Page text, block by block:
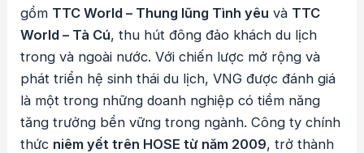
gồm TTC World – Thung lũng Tình yêu và TTC
World – Tà Cú, thu hút đông đảo khách du lịch
trong và ngoài nước. Với chiến lược mở rộng và
phát triển hệ sinh thái du lịch, VNG được đánh giá
là một trong những doanh nghiệp có tiềm năng
tăng trưởng bền vững trong ngành. Công ty chính
thức niêm yết trên HOSE từ năm 2009, trở thành